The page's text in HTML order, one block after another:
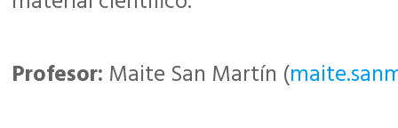
Profesor: Maite San Martín (